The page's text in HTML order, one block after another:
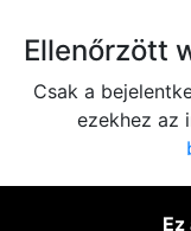
Ellenőrzött
Csak a
ezekhez az